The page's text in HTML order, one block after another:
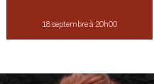
18 septembre à 20h00